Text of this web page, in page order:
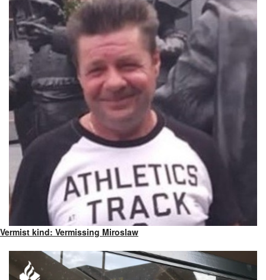
Vermist kind: Vermissing Miroslaw